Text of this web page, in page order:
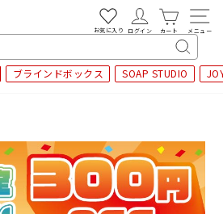
キ
ー
検
索
ブラインドボックス SOAP STUDIO
お気に入り ログイン カート メニュー